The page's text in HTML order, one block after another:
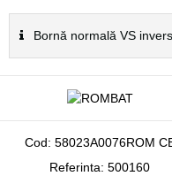
Bornă normală VS
Cod: 58023A0076ROM
Referinta: 500160